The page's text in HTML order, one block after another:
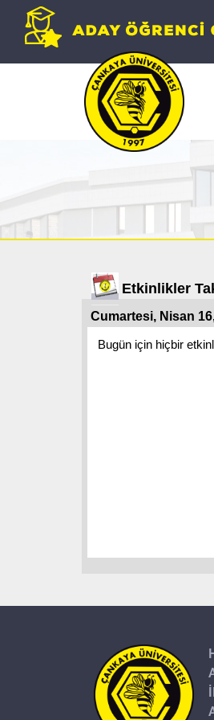
Etkinlikler
Cumartesi, Nisan
Bugün için hiçbir